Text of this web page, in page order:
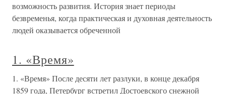
возможность развития. История знает периоды
безвременья, когда практическая и духовная деятельность
людей оказывается обреченной
1. «Время»
1. «Время» После десяти лет разлуки, в конце декабря
1859 года, Петербург встретил Достоевского снежной